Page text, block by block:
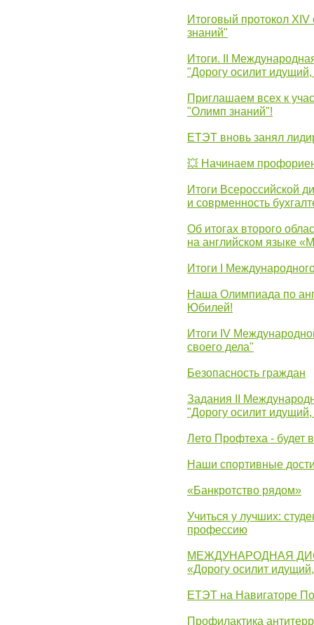
Итоговый протокол
знаний"
Итоги. II
"Дорогу осилит
Приглашаем всех к
"Олимп знаний"!
ЕТЭТ вновь занял
💥 Начинаем
Итоги Всероссийской
и соврменность
Об итогах второго
на английском языке
Итоги I
Наша Олимпиада по
Юбилей!
Итоги IV
своего дела"
Безопасность граждан
Задания II
"Дорогу осилит
Лето Профтеха - будет
Наши спортивные
«Банкротство рядом»
Учиться у лучших:
профессию
МЕЖДУНАРОДНАЯ
«Дорогу осилит
ЕТЭТ на Навигаторе
Профилактика